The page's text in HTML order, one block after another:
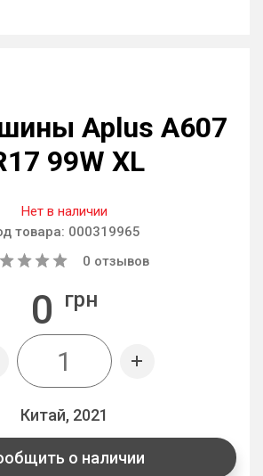
Aplus A607
99W XL
Нет в наличии
товара: 000319965
0 отзывов
0 грн
Китай, 2021
о наличии